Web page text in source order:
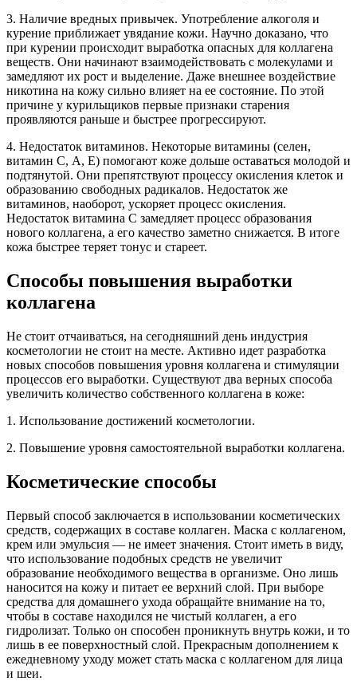
3. Наличие вредных привычек. Употребление алкоголя и
курение приближает увядание кожи. Научно доказано, что
при курении происходит выработка опасных для коллагена
веществ. Они начинают взаимодействовать с молекулами и
замедляют их рост и выделение. Даже внешнее воздействие
никотина на кожу сильно влияет на ее состояние. По этой
причине у курильщиков первые признаки старения
проявляются раньше и быстрее прогрессируют.
4. Недостаток витаминов. Некоторые витамины (селен,
витамин С, А, Е) помогают коже дольше оставаться молодой и
подтянутой. Они препятствуют процессу окисления клеток и
образованию свободных радикалов. Недостаток же
витаминов, наоборот, ускоряет процесс окисления.
Недостаток витамина С замедляет процесс образования
нового коллагена, а его качество заметно снижается. В итоге
кожа быстрее теряет тонус и стареет.
Способы повышения выработки
коллагена
Не стоит отчаиваться, на сегодняшний день индустрия
косметологии не стоит на месте. Активно идет разработка
новых способов повышения уровня коллагена и стимуляции
процессов его выработки. Существуют два верных способа
увеличить количество собственного коллагена в коже:
1. Использование достижений косметологии.
2. Повышение уровня самостоятельной выработки коллагена.
Косметические способы
Первый способ заключается в использовании косметических
средств, содержащих в составе коллаген. Маска с коллагеном,
крем или эмульсия — не имеет значения. Стоит иметь в виду,
что использование подобных средств не увеличит
образование необходимого вещества в организме. Оно лишь
наносится на кожу и питает ее верхний слой. При выборе
средства для домашнего ухода обращайте внимание на то,
чтобы в составе находился не чистый коллаген, а его
гидролизат. Только он способен проникнуть внутрь кожи, и то
лишь в ее поверхностный слой. Прекрасным дополнением к
ежедневному уходу может стать маска с коллагеном для лица
и шеи.